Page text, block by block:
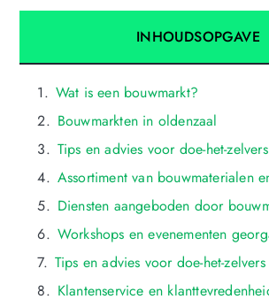
INHOUDSOPGAVE
Wat is een bouwmarkt?
Bouwmarkten in oldenzaal
Tips en advies voor doe-het-zelvers